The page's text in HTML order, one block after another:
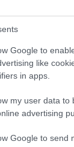
Google to
like
in apps.
my user data to
advertising
Google to send